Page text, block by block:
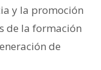
y la promoción
de la formación
de